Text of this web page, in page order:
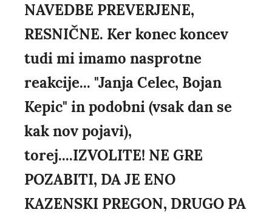
NAVEDBE PREVERJENE,
RESNIČNE. Ker konec koncev
tudi mi imamo nasprotne
reakcije... "Janja Celec, Bojan
Kepic" in podobni (vsak dan se
kak nov pojavi),
torej....IZVOLITE! NE GRE
POZABITI, DA JE ENO
KAZENSKI PREGON, DRUGO PA